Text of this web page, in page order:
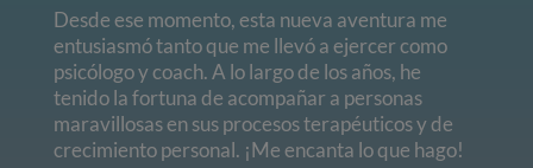
Desde ese momento, esta nueva aventura me
entusiasmó tanto que me llevó a ejercer como
psicólogo y coach. A lo largo de los años, he
tenido la fortuna de acompañar a personas
maravillosas en sus procesos terapéuticos y de
crecimiento personal. ¡Me encanta lo que hago!